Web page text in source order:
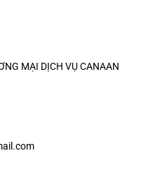
MẠI DỊCH VỤ CANAAN